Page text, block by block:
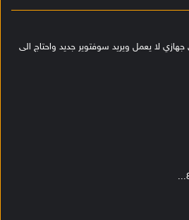
لا يعمل ويريد سوفتوير جديد واحتاج الى